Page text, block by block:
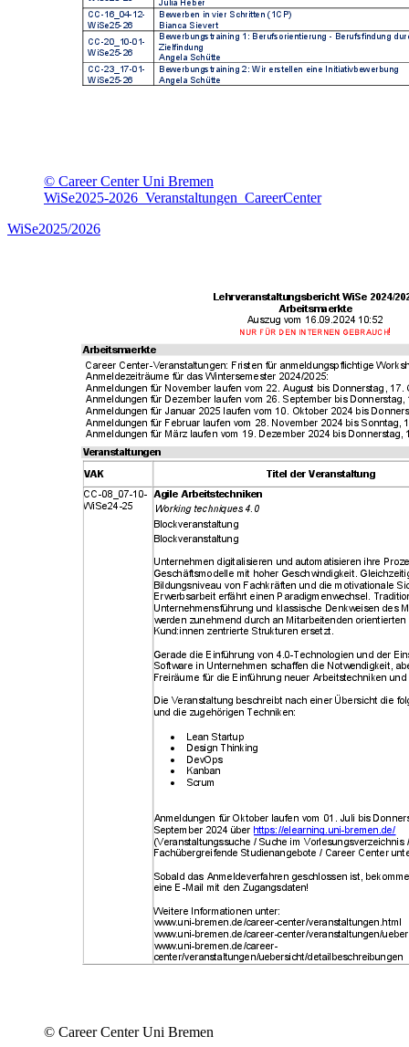
© Career Center Uni Bremen
WiSe2025-2026_Veranstaltungen_CareerCenter
WiSe2025/2026
© Career Center Uni Bremen